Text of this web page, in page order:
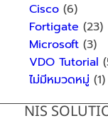
Cisco(6)
Fortigate (23)
Microsoft(3)
VDO Tutorial
ไม่มีหมวดหมู่ (1)
NIS